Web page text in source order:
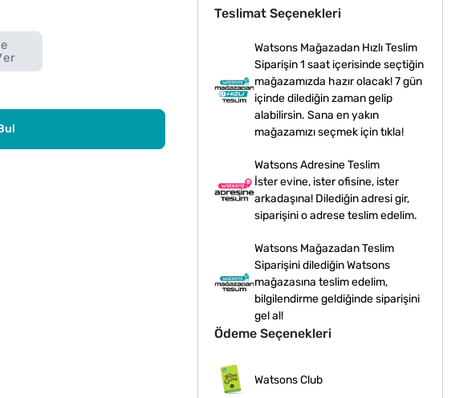
Teslimat Seçenekleri
Watsons Mağazadan Hızlı Teslim
Siparişin 1 saat içerisinde seçtiğin
mağazamızda hazır olacak! 7 gün
içinde dilediğin zaman gelip
alabilirsin. Sana en yakın
mağazamızı seçmek için tıkla!
Watsons Adresine Teslim
İster evine, ister ofisine, ister
arkadaşına! Dilediğin adresi gir,
siparişini o adrese teslim edelim.
Watsons Mağazadan Teslim
Siparişini dilediğin Watsons
mağazasına teslim edelim,
bilgilendirme geldiğinde siparişini
gel al!
Ödeme Seçenekleri
Watsons Club